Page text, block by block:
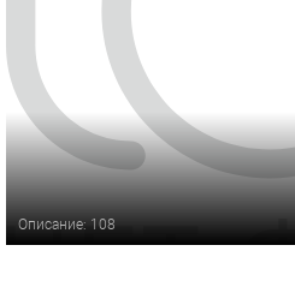
Описание: 108